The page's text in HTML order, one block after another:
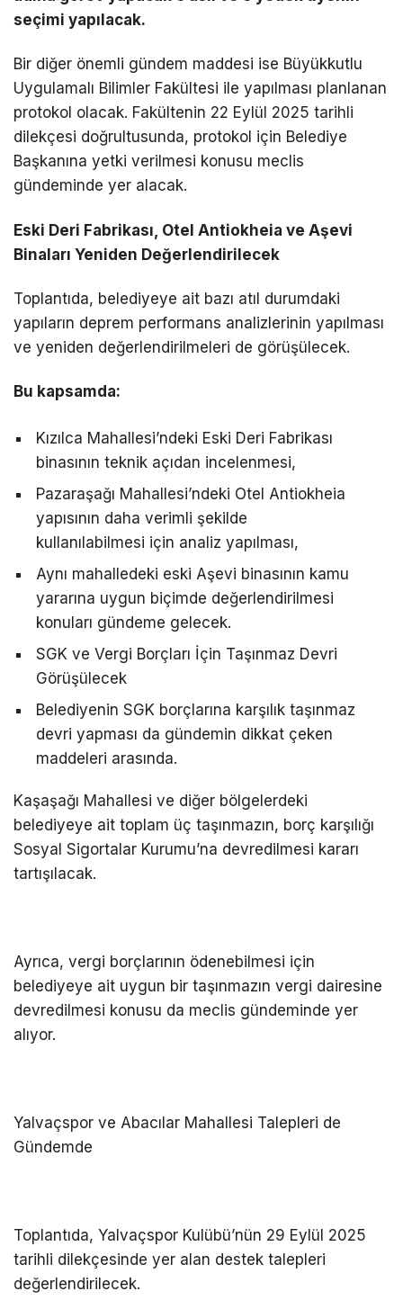
seçimi yapılacak.
Bir diğer önemli gündem maddesi ise Büyükkutlu
Uygulamal ı Bilimler Fakültesi ile yapılması planlanan
protokol olacak. Fakültenin 22 Eylül 2025 tarihli
dilekçesi doğrultusunda, protokol için Belediye
Başkanına yetki verilmesi konusu meclis
gündeminde yer alacak.
Eski Deri Fabrikası, Otel Antiokheia ve Aşevi
Binaları Yeniden Değerlendirilecek
Toplantıda, belediyeye ait bazı atıl durumdaki
yapıların deprem performans analizlerinin yapılması
ve yeniden değerlendirilmeleri de görüşülecek.
Bu kapsamda:
Kızılca Mahallesi’ndeki Eski Deri Fabrikası
binasının teknik açıdan incelenmesi,
Pazaraşağı Mahallesi’ndeki Otel Antiokheia
yapısının daha verimli şekilde
kullanılabilmesi için analiz yapılması,
Aynı mahalledeki eski Aşevi binasının kamu
yararına uygun biçimde değerlendirilmesi
konuları gündeme gelecek.
SGK ve Vergi Borçları İçin Taşınmaz Devri
Görüşülecek
Belediyenin SGK borçlarına karşılık taşınmaz
devri yapması da gündemin dikkat çeken
maddeleri arasında.
Kaşaşağı Mahallesi ve diğer bölgelerdeki
belediyeye ait toplam üç taşınmazın, borç karşılığı
Sosyal Sigortalar Kurumu’na devredilmesi kararı
tartışılacak.
Ayrıca, vergi borçlarının ödenebilmesi için
belediyeye ait uygun bir taşınmazın vergi dairesine
devredilmesi konusu da meclis gündeminde yer
alıyor.
Yalvaçspor ve Abacılar Mahallesi Talepleri de
Gündemde
Toplantıda, Yalvaçspor Kulübü’nün 29 Eylül 2025
tarihli dilekçesinde yer alan destek talepleri
değerlendirilecek.